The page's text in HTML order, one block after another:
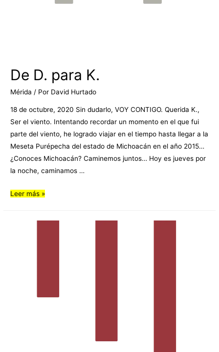
De D. para K.
Mérida / Por David Hurtado
18 de octubre, 2020 Sin dudarlo, VOY CONTIGO. Querida K.,
Ser el viento. Intentando recordar un momento en el que fui
parte del viento, he logrado viajar en el tiempo hasta llegar a la
Meseta Purépecha del estado de Michoacán en el año 2015…
¿Conoces Michoacán? Caminemos juntos… Hoy es jueves por
la noche, caminamos …
Leer más »